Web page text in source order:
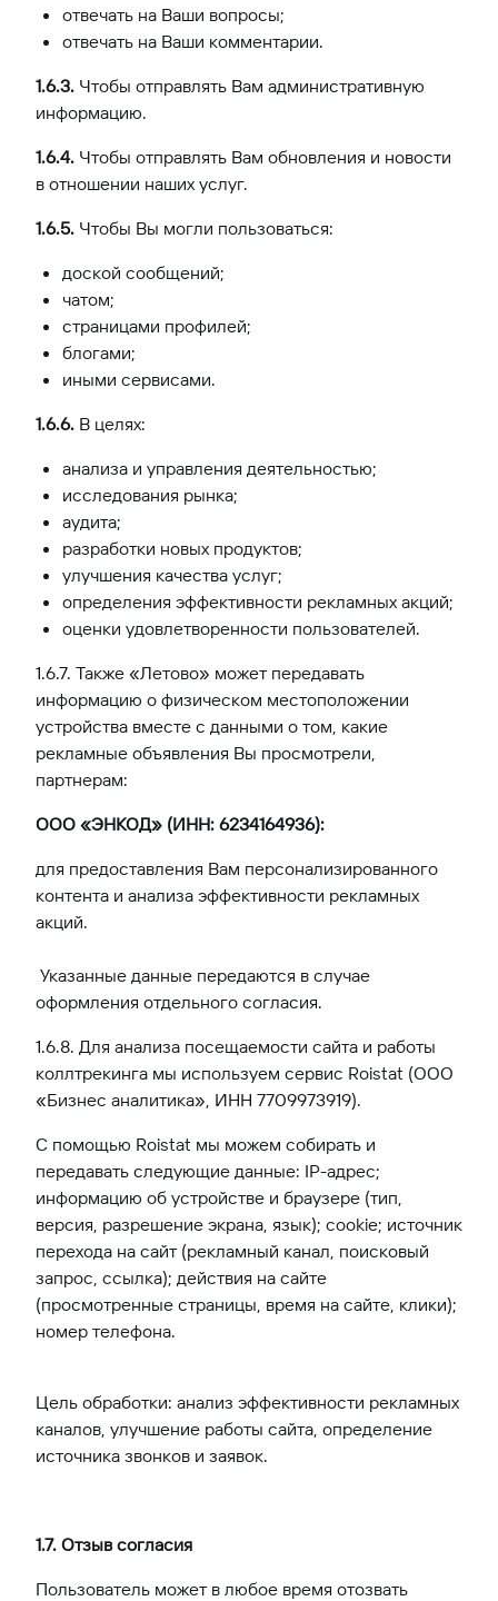
отвечать на Ваши вопросы;
отвечать на Ваши комментарии.
1.6.3. Чтобы отправлять Вам административную
информацию.
1.6.4. Чтобы отправлять Вам обновления и новости
в отношении наших услуг.
1.6.5. Чтобы Вы могли пользоваться:
доской сообщений;
чатом;
страницами профилей;
блогами;
иными сервисами.
1.6.6. В целях:
анализа и управления деятельностью;
исследования рынка;
аудита;
разработки новых продуктов;
улучшения качества услуг;
определения эффективности рекламных акций;
оценки удовлетворенности пользователей.
1.6.7. Также «Летово» может передавать
информацию о физическом местоположении
устройства вместе с данными о том, какие
рекламные объявления Вы просмотрели,
партнерам:
ООО «ЭНКОД» (ИНН: 6234164936):
для предоставления Вам персонализированного
контента и анализа эффективности рекламных
акций.
Указанные данные передаются в случае
оформления отдельного согласия.
1.6.8. Для анализа посещаемости сайта и работы
коллтрекинга мы используем сервис Roistat (ООО
«Бизнес аналитика», ИНН 7709973919).
С помощью Roistat мы можем собирать и
передавать следующие данные: IP-адрес;
информацию об устройстве и браузере (тип,
версия, разрешение экрана, язык); cookie; источник
перехода на сайт (рекламный канал, поисковый
запрос, ссылка); действия на сайте
(просмотренные страницы, время на сайте, клики);
номер телефона.
Цель обработки: анализ эффективности рекламных
каналов, улучшение работы сайта, определение
источника звонков и заявок.
1.7. Отзыв согласия
Пользователь может в любое время отозвать